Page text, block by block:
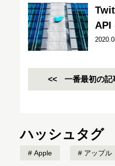
API
一番最初の記
ハッシュタグ
Apple アップル